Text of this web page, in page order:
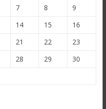
7 8
9
14 15
16
21 22
23
28 29
30